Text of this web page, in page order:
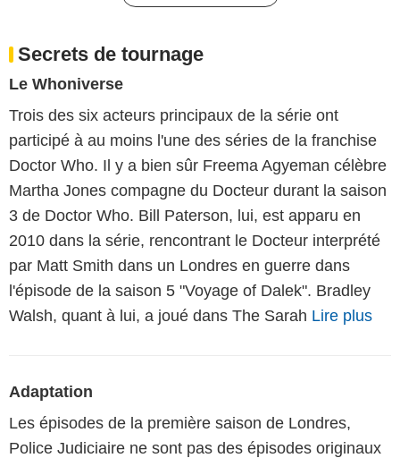
Secrets de tournage
Le Whoniverse
Trois des six acteurs principaux de la série ont
participé à au moins l'une des séries de la franchise
Doctor Who. Il y a bien sûr Freema Agyeman célèbre
Martha Jones compagne du Docteur durant la saison
3 de Doctor Who. Bill Paterson, lui, est apparu en
2010 dans la série, rencontrant le Docteur interprété
par Matt Smith dans un Londres en guerre dans
l'épisode de la saison 5 "Voyage of Dalek". Bradley
Walsh, quant à lui, a joué dans The Sarah Lire plus
Adaptation
Les épisodes de la première saison de Londres,
Police Judiciaire ne sont pas des épisodes originaux